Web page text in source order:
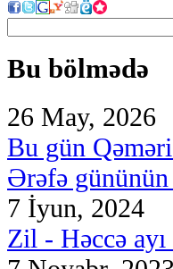
Bu bölmədə
26 May, 2026
Bu gün
Ərəfə
7 İyun, 2024
Zil - Həccə